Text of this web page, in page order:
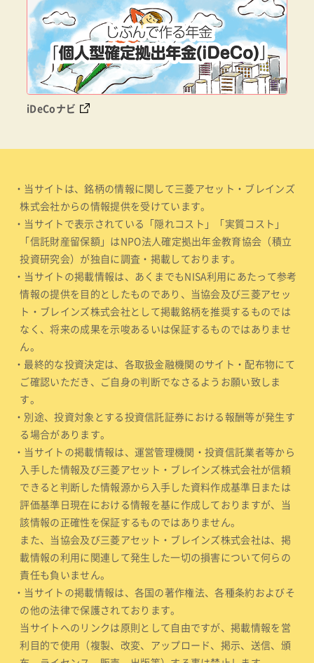
iDeCoナビ
・当サイトは、銘柄の情報に関して三菱アセット・ブレインズ
株式会社からの情報提供を受けています。
・当サイトで表示されている「隠れコスト」「実質コスト」
「信託財産留保額」はNPO法人確定拠出年金教育協会（積立
投資研究会）が独自に調査・掲載しております。
・当サイトの掲載情報は、あくまでもNISA利用にあたって参考
情報の提供を目的としたものであり、当協会及び三菱アセッ
ト・ブレインズ株式会社として掲載銘柄を推奨するものでは
なく、将来の成果を示唆あるいは保証するものではありませ
ん。
・最終的な投資決定は、各取扱金融機関のサイト・配布物にて
ご確認いただき、ご自身の判断でなさるようお願い致しま
す。
・別途、投資対象とする投資信託証券における報酬等が発生す
る場合があります。
・当サイトの掲載情報は、運営管理機関・投資信託業者等から
入手した情報及び三菱アセット・ブレインズ株式会社が信頼
できると判断した情報源から入手した資料作成基準日または
評価基準日現在における情報を基に作成しておりますが、当
該情報の正確性を保証するものではありません。
また、当協会及び三菱アセット・ブレインズ株式会社は、掲
載情報の利用に関連して発生した一切の損害について何らの
責任も負いません。
・当サイトの掲載情報は、各国の著作権法、各種条約およびそ
の他の法律で保護されております。
当サイトへのリンクは原則として自由ですが、掲載情報を営
利目的で使用（複製、改変、アップロード、掲示、送信、頒